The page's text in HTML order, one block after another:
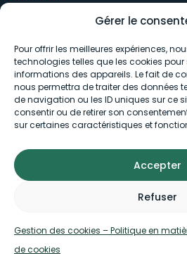
Gérer le
Pour offrir les meilleures expériences,
technologies telles que les cookies
informations des appareils. Le fait de
nous permettra de traiter des données
de navigation ou les ID uniques sur ce
consentir ou de retirer son
sur certaines caractéristiques et
Accepter
Refuser
Gestion des cookies – Politique en
de cookies
Engagement de confidentialité
Gestion des cookies
Conditions d’utilisation
Plan du site